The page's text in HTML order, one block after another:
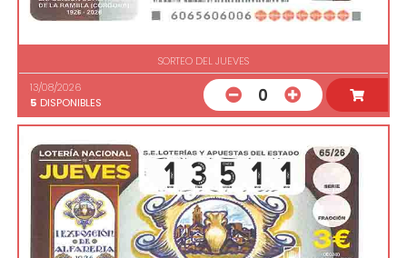
SORTEO DEL JUEVES
13/08/2026
5 DISPONIBLES 0